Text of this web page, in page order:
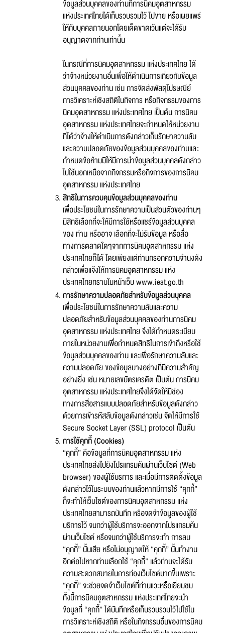
ข้อมูลส่วนบุคคลของท่านที่การนิคมอุตสาหกรรม
แห่งประเทศไทยได้เก็บรวบรวมไว้ ไปขาย หรือเผยแพร่
ให้กับบุคคลภายนอกโดยเด็ดขาดเว้นแต่จะได้รับ
อนุญาตจากท่านเท่านั้น
ในกรณีที่การนิคมอุตสาหกรรม แห่งประเทศไทย ได้
ว่าจ้างหน่วยงานอื่นเพื่อให้ดำเนินการเกี่ยวกับข้อมูล
ส่วนบุคคลของท่าน เช่น การจัดส่งพัสดุไปรษณีย์
การวิเคราะห์เชิงสถิติในกิจการ หรือกิจกรรมของการ
นิคมอุตสาหกรรม แห่งประเทศไทย เป็นต้น การนิคม
อุตสาหกรรม แห่งประเทศไทยจะกำหนดให้หน่วยงาน
ที่ได้ว่าจ้างให้ดำเนินการดังกล่าวเก็บรักษาความลับ
และความปลอดภัยของข้อมูลส่วนบุคคลของท่านและ
กำหนดข้อห้ามมิให้มีการนำข้อมูลส่วนบุคคลดังกล่าว
ไปใช้นอกเหนือจากกิจกรรมหรือกิจการของการนิคม
อุตสาหกรรม แห่งประเทศไทย
สิทธิในการควบคุมข้อมูลส่วนบุคคลของท่าน
เพื่อประโยชน์ในการรักษาความเป็นส่วนตัวของท่านๆ
มีสิทธิเลือกที่จะให้มีการใช้หรือแชร์ข้อมูลส่วนบุคคล
ของ ท่าน หรืออาจ เลือกที่จะไม่รับข้อมูล หรือสื่อ
ทางการตลาดใดๆจากการนิคมอุตสาหกรรม แห่ง
ประเทศไทยก็ได้ โดยเพียงแต่ท่านกรอกความจำนงดัง
กล่าวเพื่อแจ้งให้การนิคมอุตสาหกรรม แห่ง
ประเทศไทยทราบในหน้าเว็บ www.ieat.go.th
การรักษาความปลอดภัยสำหรับข้อมูลส่วนบุคคล
เพื่อประโยชน์ในการรักษาความลับและความ
ปลอดภัยสำหรับข้อมูลส่วนบุคคลของท่านการนิคม
อุตสาหกรรม แห่งประเทศไทย จึงได้กำหนดระเบียบ
ภายในหน่วยงานเพื่อกำหนดสิทธิในการเข้าถึงหรือใช้
ข้อมูลส่วนบุคคลของท่าน และเพื่อรักษาความลับและ
ความปลอดภัย ของข้อมูลบางอย่างที่มีความสำคัญ
อย่างยิ่ง เช่น หมายเลขบัตรเครดิต เป็นต้น การนิคม
อุตสาหกรรม แห่งประเทศไทยจึงได้จัดให้มีช่อง
ทางการสื่อสารแบบปลอดภัยสำหรับข้อมูลดังกล่าว
ด้วยการเข้ารหัสลับข้อมูลดังกล่าวเช่น จัดให้มีการใช้
Secure Socket Layer (SSL) protocol เป็นต้น
การใช้คุกกี้ (Cookies)
“คุกกี้” คือข้อมูลที่การนิคมอุตสาหกรรม แห่ง
ประเทศไทยส่งไปยังโปรแกรมค้นผ่านเว็บไซต์ (Web
browser) ของผู้ใช้บริการ และเมื่อมีการติดตั้งข้อมูล
ดังกล่าวไว้ในระบบของท่านแล้วหากมีการใช้ “คุกกี้”
ก็จะทำให้เว็บไซต์ของการนิคมอุตสาหกรรม แห่ง
ประเทศไทยสามารถบันทึก หรือจดจำข้อมูลของผู้ใช้
บริการไว้ จนกว่าผู้ใช้บริการจะออกจากโปรแกรมค้น
ผ่านเว็บไซต์ หรือจนกว่าผู้ใช้บริการจะทำ การลบ
“คุกกี้” นั้นเสีย หรือไม่อนุญาตให้ “คุกกี้” นั้นทำงาน
อีกต่อไปหากท่านเลือกใช้ “คุกกี้” แล้วท่านจะได้รับ
ความสะดวกสบายในการท่องเว็บไซต์มากขึ้นเพราะ
“คุกกี้” จะช่วยจดจำเว็บไซต์ที่ท่านแวะหรือเยี่ยมชม
ทั้งนี้การนิคมอุตสาหกรรม แห่งประเทศไทยจะนำ
ข้อมูลที่ “คุกกี้” ได้บันทึกหรือเก็บรวบรวมไว้ไปใช้ใน
การวิเคราะห์เชิงสถิติ หรือในกิจกรรมอื่นของการนิคม
ล้างข้อมูล
ระบบได้ทำรับเรื่องแล้ว
ขอบคุณสำหรับการแจ้งข้อผิดพลาดทางหน่วยงานจะรีบ
ทำการแก้ไข และปรับปรุงเพื่อกาให้บริการที่ดีขึ้น